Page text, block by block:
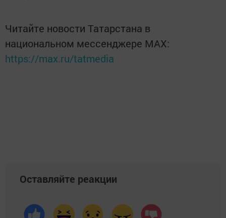
Читайте новости Татарстана в
национальном мессенджере MАХ:
https://max.ru/tatmedia
Оставляйте реакции